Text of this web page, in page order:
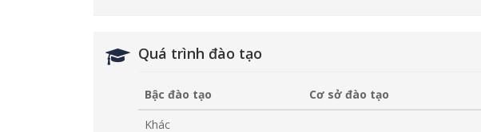
Quá trình đào tạo
Bậc đào tạo Cơ sở đào tạo
Khác